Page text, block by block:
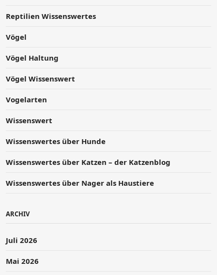
Reptilien Wissenswertes
Vögel
Vögel Haltung
Vögel Wissenswert
Vogelarten
Wissenswert
Wissenswertes über Hunde
Wissenswertes über Katzen – der Katzenblog
Wissenswertes über Nager als Haustiere
ARCHIV
Juli 2026
Mai 2026